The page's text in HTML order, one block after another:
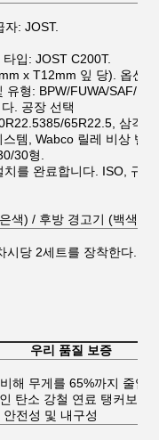
자: JOST.
입: JOST C200T.
x T12mm 잎 당). 옵션:
형: BPW/FUWA/SAF/L1.
. 공장 선택
65R22.5, 삼각
템, Wabco 릴레 비상 밸
30형.
를 완료합니다. ISO, 규
색) / 후방 경고기 (백색)
당 2세트를 장착한다.
우리 품질 보증
해 무게를 65%까지 줄입니
탄소 강철 연료 탱커보다
전성 및 내구성